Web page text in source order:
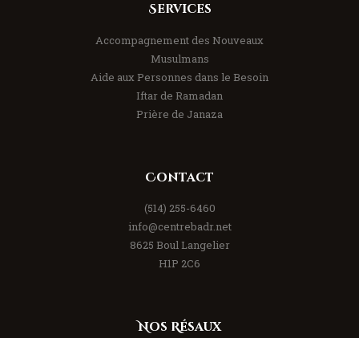
Services
Accompagnement des Nouveaux
Musulmans
Aide aux Personnes dans le Besoin
Iftar de Ramadan
Prière de Janaza
Contact
(514) 255-6460
info@centrebadr.net
8625 Boul Langelier
H1P 2C6
Nos Résaux